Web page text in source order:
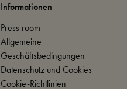
Informationen
Press room
Allgemeine
Geschäftsbedingungen
Datenschutz und Cookies
Cookie-Richtlinien